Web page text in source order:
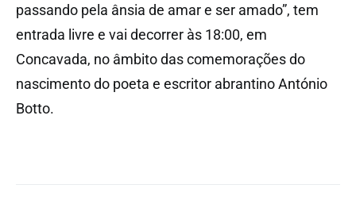
passando pela ânsia de amar e ser amado”, tem
entrada livre e vai decorrer às 18:00, em
Concavada, no âmbito das comemorações do
nascimento do poeta e escritor abrantino António
Botto.